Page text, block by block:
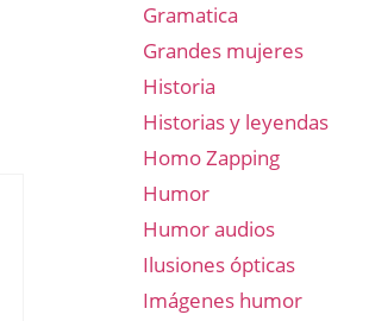
Gramatica
Grandes mujeres
Historia
Historias y leyendas
Homo Zapping
Humor
Humor audios
Ilusiones ópticas
Imágenes humor